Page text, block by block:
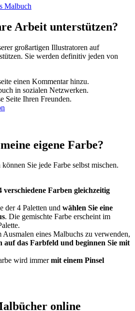
Malbuch
Arbeit unterstützen?
großartigen Illustratoren auf
Sie werden definitiv jeden von
einen Kommentar hinzu.
in sozialen Netzwerken.
Seite Ihren Freunden.
eigene Farbe?
Sie jede Farbe selbst mischen.
verschiedene Farben gleichzeitig
der 4 Paletten und wählen Sie eine
. Die gemischte Farbe erscheint im
eines Malbuchs zu verwenden,
auf das Farbfeld und beginnen Sie mit
wird immermit einem Pinsel
online